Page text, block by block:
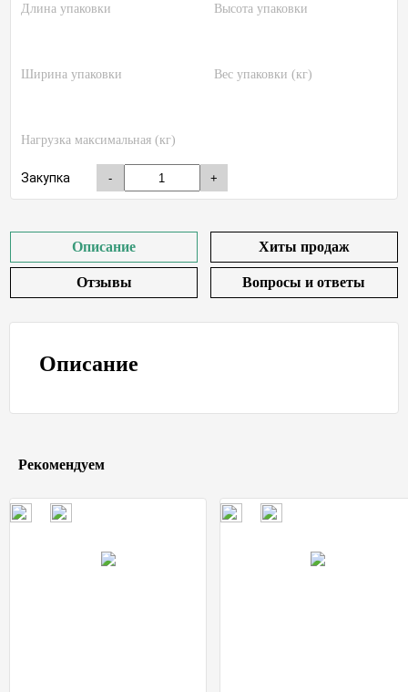
Длина упаковки Высота упаковки
Ширина упаковки Вес упаковки (кг)
Нагрузка максимальная (кг)
Закупка - +
Описание Хиты продаж
Отзывы Вопросы и ответы
Описание
Рекомендуем